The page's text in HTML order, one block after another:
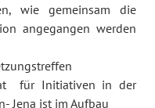
wie gemeinsam die
angegangen werden
für Initiativen in der
Jena ist im Aufbau